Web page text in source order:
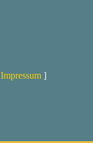
Impressum ]